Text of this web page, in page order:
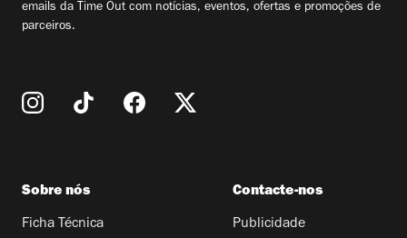
emails da Time Out com notícias, eventos, ofertas e promoções de
parceiros.
Sobre nós
Ficha Técnica
Contacte-nos
Publicidade